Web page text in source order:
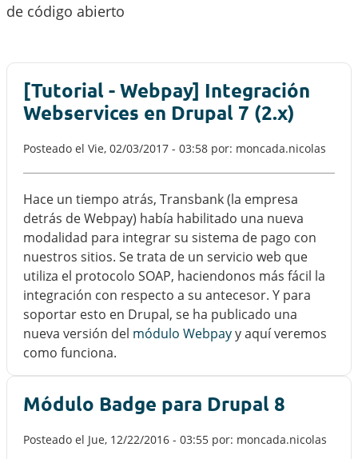
de código abierto
[Tutorial - Webpay] Integración
Webservices en Drupal 7 (2.x)
Posteado el Vie, 02/03/2017 - 03:58 por: moncada.nicolas
Hace un tiempo atrás, Transbank (la empresa
detrás de Webpay) había habilitado una nueva
modalidad para integrar su sistema de pago con
nuestros sitios. Se trata de un servicio web que
utiliza el protocolo SOAP, haciendonos más fácil la
integración con respecto a su antecesor. Y para
soportar esto en Drupal, se ha publicado una
nueva versión del módulo Webpayy aquí veremos
como funciona.
Módulo Badge para Drupal 8
Posteado el Jue, 12/22/2016 - 03:55 por: moncada.nicolas